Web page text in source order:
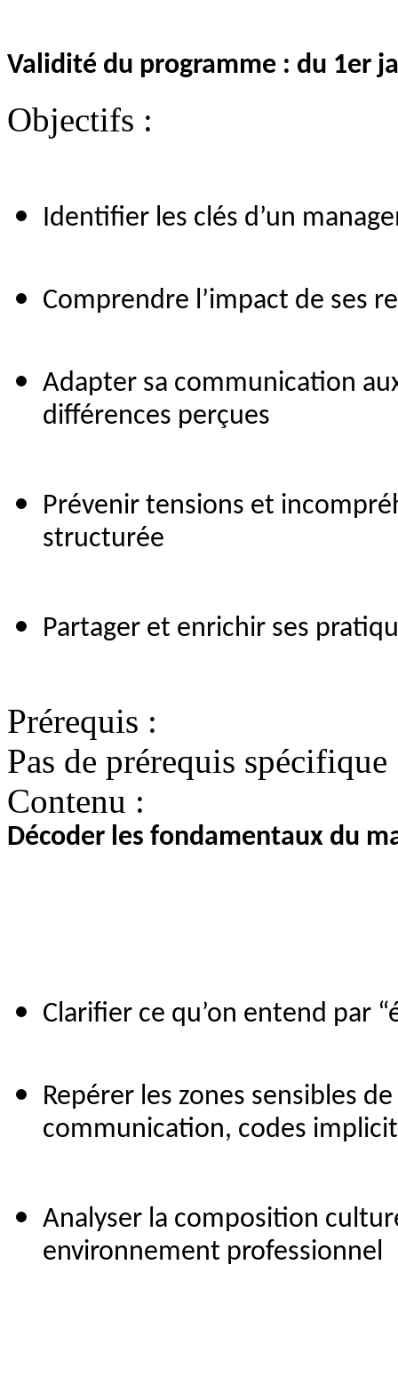
Validité du programme : du 1er
Objectifs :
Identifier les clés d’un
Comprendre l’impact de ses
Adapter sa communication
différences perçues
Prévenir tensions et
structurée
Partager et enrichir ses
Prérequis :
Pas de prérequis spécifique
Contenu :
Décoder les fondamentaux du
Clarifier ce qu’on entend par
Repérer les zones sensibles
communication, codes
Analyser la composition
environnement professionnel